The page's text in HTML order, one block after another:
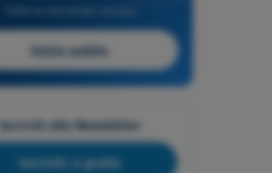
Inizia subito
Iscriviti alla Newsletter
Iscriviti, è gratis